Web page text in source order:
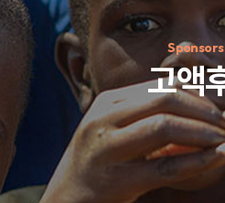
인기 키워드
#정기후원 #하트플레이스#캠
고액